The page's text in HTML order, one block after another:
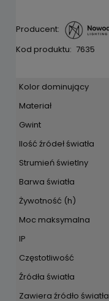
Producent:
Kod produktu: 7635
Kolor dominujący
Materiał
Gwint
Ilość źródeł światła
Strumień świetlny
Barwa światła
Żywotność (h)
Moc maksymalna
IP
Częstotliwość
Źródła światła
Zawiera źródło światła